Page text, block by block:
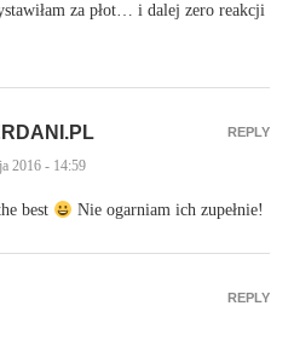
za płot… i dalej zero reakcji
2016 - 14:59
best Nie ogarniam ich zupełnie!
REPLY
REPLY